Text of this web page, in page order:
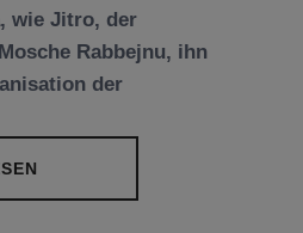
wie Jitro, der
Rabbejnu, ihn
der